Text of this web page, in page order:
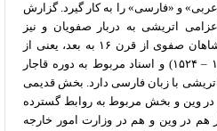
و «فارسی» را به کار گیرد. گزارش
اتریشی به دربار صفویان و نیز
مکاتبات بین دولت هابسبورگ و شاهان صفوی از قرن ۱۶ به بعد، یعنی از
زمان شاه طهماسب به بعد (۱۵۷۶ – ۱۵۲۴) و اسناد مربوط به دوره قاجار
با زبان فارسی دارد. بخش قدیمی
در وین و بخش مربوط به روابط گسترده
هم در وین و هم در وزارت امور خارجه